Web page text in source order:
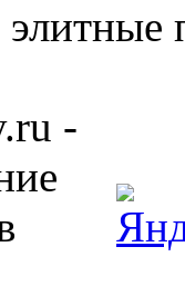
элитные